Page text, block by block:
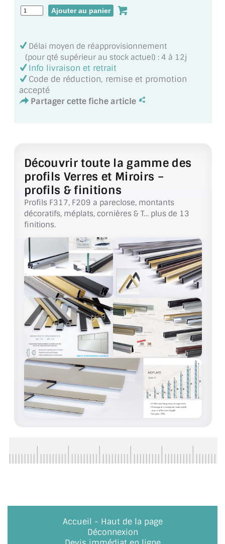
VERRE SUR MESURE
VERRE TREMPÉ (SÉCURIT)
PAROI DE DOUCHE
VERRE FEUILLETÉ
VERRE FEUILLETÉ/TREMPÉ
DALLE DE SOL EN VERRE
PORTE EN VERRE
GARDE CORPS EN VERRE
VERRIÈRE TYPE ATELIER
VERRES TEXTURÉS
PLEXIGLAS PMMA
DOUBLE VITRAGE
ACCESSOIRES & QUINCAILLERIE
CATALOGUE DE PROFILS ET FIXATION DU
LES FIXATIONS POUR MIROIR
LES PROFILS PAROI DE VERRE
LES CHARNIÈRES DE PORTE EN VERRE
BOUTONS ET POIGNÉES
Délai moyen de réapprovisionnement
(pour qté supérieur au stock actuel) : 4 à 12j
Info livraison et retrait
Code de réduction, remise et promotion
accepté
Partager cette fiche article
Découvrir toute la gamme des
profils Verres et Miroirs –
profils & finitions
Profils F317, F209 a pareclose, montants
décoratifs, méplats, cornières & T… plus de 13
finitions.
Accueil - Haut de la page
Déconnexion